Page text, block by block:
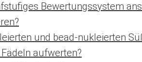
Bewertungssystem
und bead-nukleierten
aufwerten?